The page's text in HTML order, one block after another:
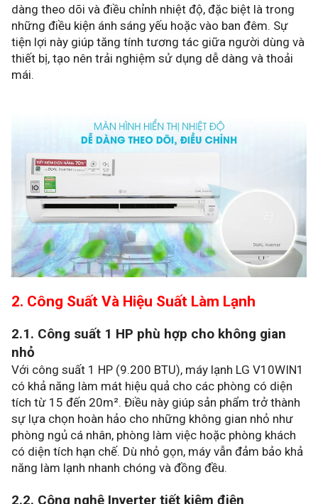
dàng theo dõi và điều chỉnh nhiệt độ, đặc biệt là trong
những điều kiện ánh sáng yếu hoặc vào ban đêm. Sự
tiện lợi này giúp tăng tính tương tác giữa người dùng và
thiết bị, tạo nên trải nghiệm sử dụng dễ dàng và thoải
mái.
2. Công Suất Và Hiệu Suất Làm Lạnh
2.1. Công suất 1 HP phù hợp cho không gian
nhỏ
Với công suất 1 HP (9.200 BTU), máy lạnh LG V10WIN1
có khả năng làm mát hiệu quả cho các phòng có diện
tích từ 15 đến 20m². Điều này giúp sản phẩm trở thành
sự lựa chọn hoàn hảo cho những không gian nhỏ như
phòng ngủ cá nhân, phòng làm việc hoặc phòng khách
có diện tích hạn chế. Dù nhỏ gọn, máy vẫn đảm bảo khả
năng làm lạnh nhanh chóng và đồng đều.
2.2. Công nghệ Inverter tiết kiệm điện